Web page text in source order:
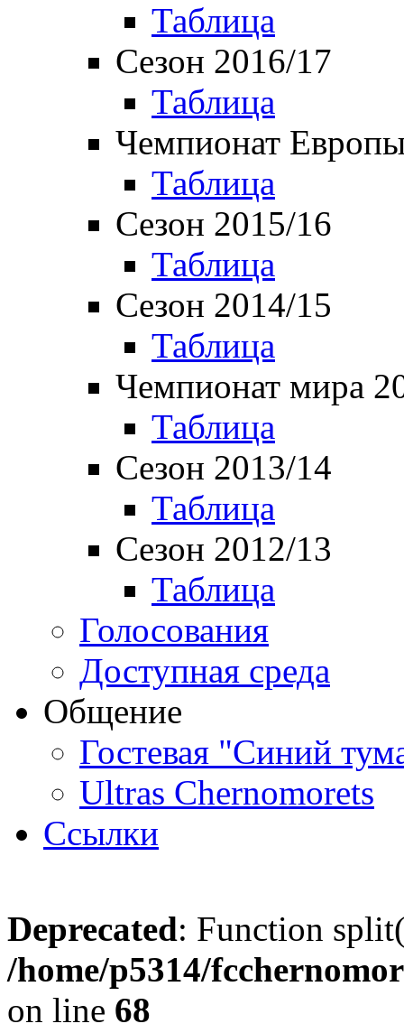
Таблица
Сезон 2016/17
Таблица
Чемпионат
Таблица
Сезон 2015/16
Таблица
Сезон 2014/15
Таблица
Чемпионат мира
Таблица
Сезон 2013/14
Таблица
Сезон 2012/13
Таблица
Голосования
Доступная среда
Общение
Гостевая "Синий
Ultras Chernomorets
Ссылки
Deprecated: Function
/home/p5314/
on line 68